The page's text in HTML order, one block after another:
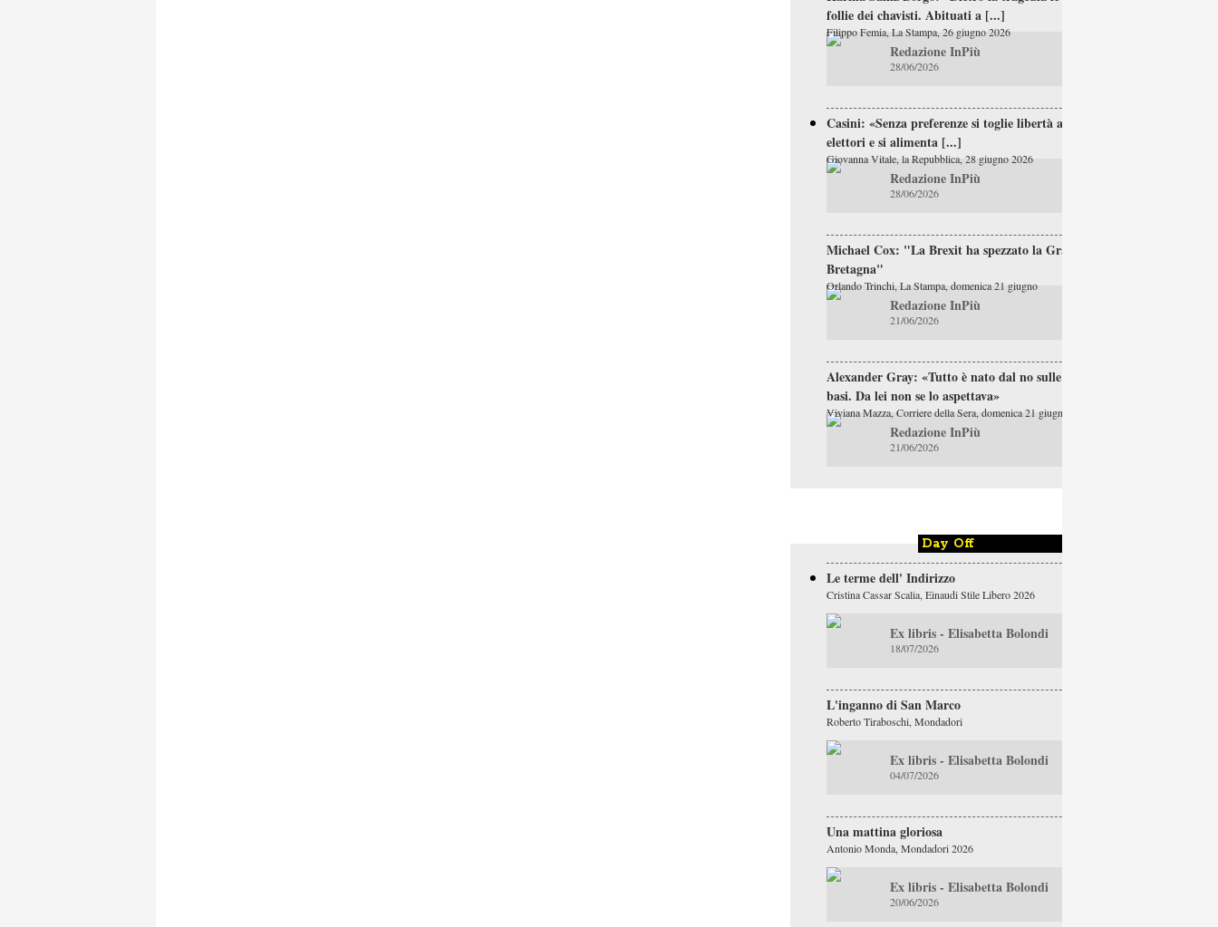
follie dei chavisti. Abituati a [...]
Filippo Femia, La Stampa, 26 giugno 2026
Redazione InPiù
28/06/2026
Casini: «Senza preferenze si toglie libertà agli
elettori e si alimenta [...]
Giovanna Vitale, la Repubblica, 28 giugno 2026
Redazione InPiù
28/06/2026
Michael Cox: "La Brexit ha spezzato la Gran
Bretagna"
Orlando Trinchi, La Stampa, domenica 21 giugno
Redazione InPiù
21/06/2026
Alexander Gray: «Tutto è nato dal no sulle
basi. Da lei non se lo aspettava»
Viviana Mazza, Corriere della Sera, domenica 21 giugno
Redazione InPiù
21/06/2026
Day Off
Le terme dell' Indirizzo
Cristina Cassar Scalia, Einaudi Stile Libero 2026
Ex libris - Elisabetta Bolondi
18/07/2026
L'inganno di San Marco
Roberto Tiraboschi, Mondadori
Ex libris - Elisabetta Bolondi
04/07/2026
Una mattina gloriosa
Antonio Monda, Mondadori 2026
Ex libris - Elisabetta Bolondi
20/06/2026